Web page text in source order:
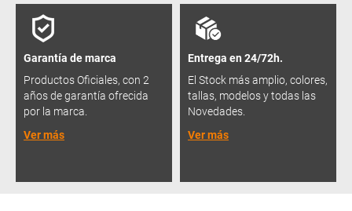
Garantía de marca
Productos Oficiales, con 2
años de garantía ofrecida
por la marca.
Ver más
Entrega en 24/72h.
El Stock más amplio, colores,
tallas, modelos y todas las
Novedades.
Ver más